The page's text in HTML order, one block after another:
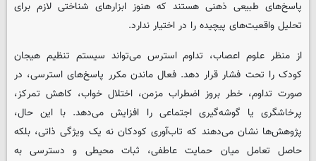
پاسخ‌های طبیعی ذهنی هستند که هنوز ابزارهای شناختی لازم برای
تحلیل واقعیت‌های پیچیده را در اختیار ندارد.
از منظر علوم اعصاب، تداوم استرس می‌تواند سیستم تنظیم هیجان
کودک را تحت فشار قرار دهد. فعال ماندن مکرر پاسخ‌های استرسی، در
صورت تداوم، خطر بروز اضطراب مزمن، اختلال خواب، کاهش تمرکز،
پرخاشگری یا گوشه‌گیری اجتماعی را افزایش می‌دهد. با این حال،
پژوهش‌ها نشان می‌دهند که تاب‌آوری کودکان نه یک ویژگی ذاتی، بلکه
حاصل تعامل میان حمایت عاطفی، ثبات محیطی و دسترسی به